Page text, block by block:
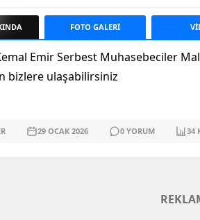
FOTO GALERİ
Emir Serbest Muhasebeciler
bizlere ulaşabilirsiniz
29 OCAK 2026 0 YORUM 34